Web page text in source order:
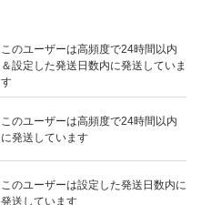
このユーザーは高頻度で24時間以内
＆設定した発送日数内に発送していま
す
このユーザーは高頻度で24時間以内
に発送しています
このユーザーは設定した発送日数内に
発送しています
いいね！
1,680